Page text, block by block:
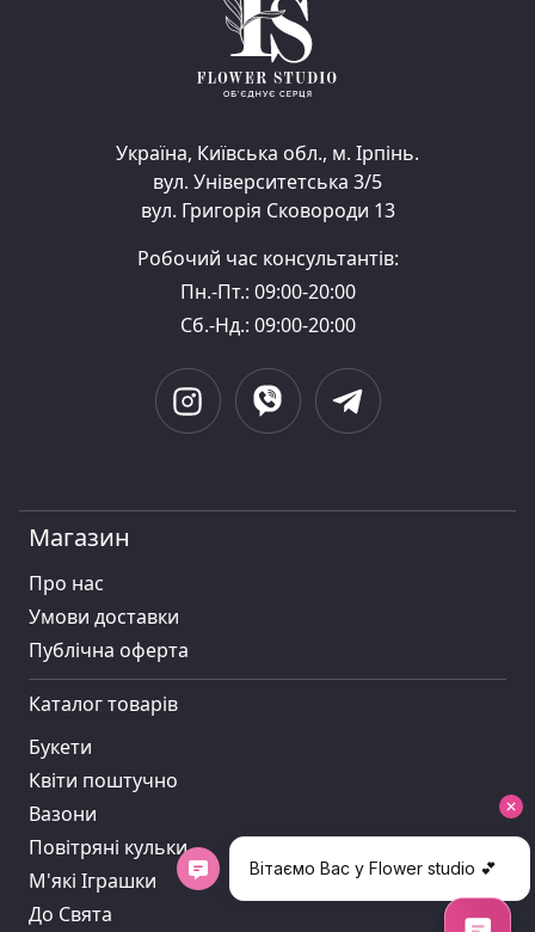
Україна, Київська обл., м. Ірпінь.
вул. Університетська 3/5
вул. Григорія Сковороди 13
Робочий час консультантів:
Пн.-Пт.: 09:00-20:00
Сб.-Нд.: 09:00-20:00
Магазин
Про нас
Умови доставки
Публiчна оферта
Каталог товарів
Букети
Квіти поштучно
Вазони
Повітряні кульки
М'які Іграшки
До Свята